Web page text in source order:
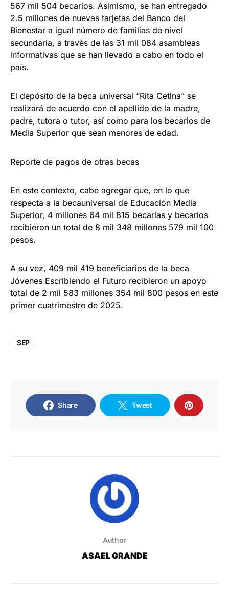
567 mil 504 becarios. Asimismo, se han entregado
2.5 millones de nuevas tarjetas del Banco del
Bienestar a igual número de familias de nivel
secundaria, a través de las 31 mil 084 asambleas
informativas que se han llevado a cabo en todo el
país.
El depósito de la beca universal “Rita Cetina” se
realizará de acuerdo con el apellido de la madre,
padre, tutora o tutor, así como para los becarios de
Media Superior que sean menores de edad.
Reporte de pagos de otras becas
En este contexto, cabe agregar que, en lo que
respecta a la becauniversal de Educación Media
Superior, 4 millones 64 mil 815 becarias y becarios
recibieron un total de 8 mil 348 millones 579 mil 100
pesos.
A su vez, 409 mil 419 beneficiarios de la beca
Jóvenes Escribiendo el Futuro recibieron un apoyo
total de 2 mil 583 millones 354 mil 800 pesos en este
primer cuatrimestre de 2025.
SEP
Share Tweet
Author
ASAEL GRANDE